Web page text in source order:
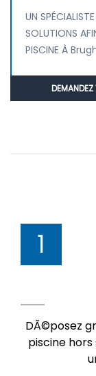
UN
SOLUTIONS
PISCINE À
1
DÃ©posez
piscine